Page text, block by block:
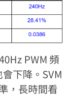
PWM 頻
下降。SVM
，長時間看